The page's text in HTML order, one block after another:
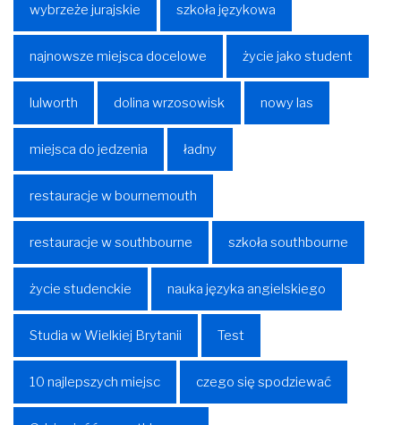
wybrzeże jurajskie szkoła językowa
najnowsze miejsca docelowe życie jako student
lulworth dolina wrzosowisk nowy las
miejsca do jedzenia ładny
restauracje w bournemouth
restauracje w southbourne szkoła southbourne
życie studenckie nauka języka angielskiego
Studia w Wielkiej Brytanii Test
10 najlepszych miejsc czego się spodziewać